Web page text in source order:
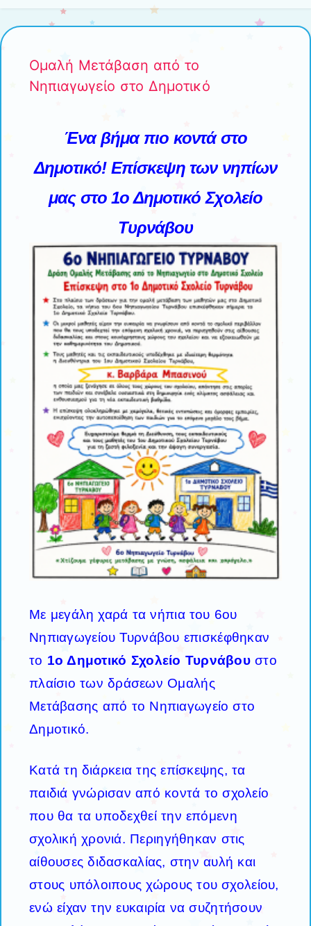
Ομαλή Μετάβαση από το
Νηπιαγωγείο στο Δημοτικό
Ένα βήμα πιο κοντά στο
Δημοτικό! Επίσκεψη των νηπίων
μας στο 1ο Δημοτικό Σχολείο
Τυρνάβου
Με μεγάλη χαρά τα νήπια του 6ου
Νηπιαγωγείου Τυρνάβου επισκέφθηκαν
το 1ο Δημοτικό Σχολείο Τυρνάβου στο
πλαίσιο των δράσεων Ομαλής
Μετάβασης από το Νηπιαγωγείο στο
Δημοτικό.
Κατά τη διάρκεια της επίσκεψης, τα
παιδιά γνώρισαν από κοντά το σχολείο
που θα τα υποδεχθεί την επόμενη
σχολική χρονιά. Περιηγήθηκαν στις
αίθουσες διδασκαλίας, στην αυλή και
στους υπόλοιπους χώρους του σχολείου,
ενώ είχαν την ευκαιρία να συζητήσουν